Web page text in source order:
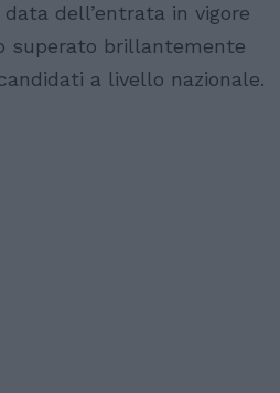
dell’entrata in vigore
superato brillantemente
a livello nazionale.